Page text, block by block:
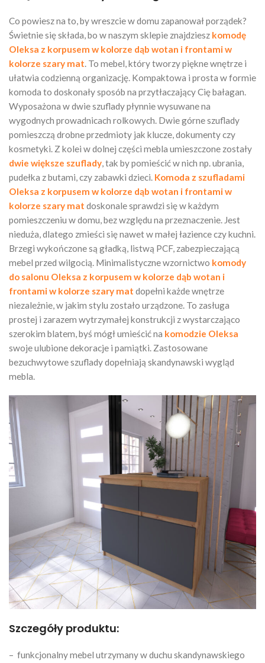
Co powiesz na to, by wreszcie w domu zapanował porządek?
Świetnie się składa, bo w naszym sklepie znajdziesz komodę
Oleksa z korpusem w kolorze dąb wotan i frontami w
kolorze szary mat. To mebel, który tworzy piękne wnętrze i
ułatwia codzienną organizację. Kompaktowa i prosta w formie
komoda to doskonały sposób na przytłaczający Cię bałagan.
Wyposażona w dwie szuflady płynnie wysuwane na
wygodnych prowadnicach rolkowych. Dwie górne szuflady
pomieszczą drobne przedmioty jak klucze, dokumenty czy
kosmetyki. Z kolei w dolnej części mebla umieszczone zostały
dwie większe szuflady, tak by pomieścić w nich np. ubrania,
pudełka z butami, czy zabawki dzieci. Komoda z szufladami
Oleksa z korpusem w kolorze dąb wotan i frontami w
kolorze szary mat doskonale sprawdzi się w każdym
pomieszczeniu w domu, bez względu na przeznaczenie. Jest
nieduża, dlatego zmieści się nawet w małej łazience czy kuchni.
Brzegi wykończone są gładką, listwą PCF, zabezpieczającą
mebel przed wilgocią. Minimalistyczne wzornictwo komody
do salonu Oleksa z korpusem w kolorze dąb wotan i
frontami w kolorze szary mat dopełni każde wnętrze
niezależnie, w jakim stylu zostało urządzone. To zasługa
prostej i zarazem wytrzymałej konstrukcji z wystarczająco
szerokim blatem, byś mógł umieścić na komodzie Oleksa
swoje ulubione dekoracje i pamiątki. Zastosowane
bezuchwytowe szuflady dopełniają skandynawski wygląd
mebla.
Szczegóły produktu:
– funkcjonalny mebel utrzymany w duchu skandynawskiego